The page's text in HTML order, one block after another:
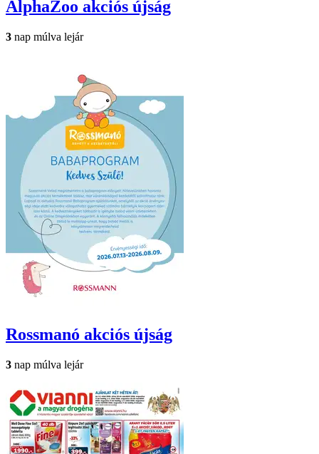
AlphaZoo akciós újság
3 nap múlva lejár
Rossmanó akciós újság
3 nap múlva lejár